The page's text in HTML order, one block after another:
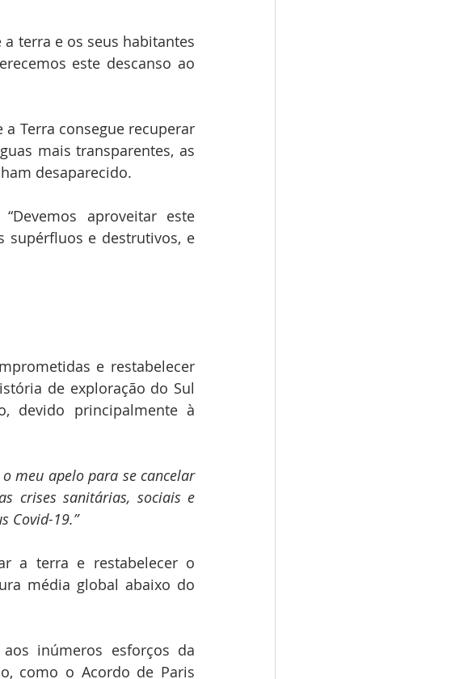
terra e os seus habitantes
este descanso ao
Terra consegue recuperar
mais transparentes, as
desaparecido.
aproveitar este
supérfluos e destrutivos, e
e restabelecer
de exploração do Sul
devido principalmente à
meu apelo para se cancelar
crises sanitárias, sociais e
Covid-19.”
a terra e restabelecer o
média global abaixo do
inúmeros esforços da
como o Acordo de Paris